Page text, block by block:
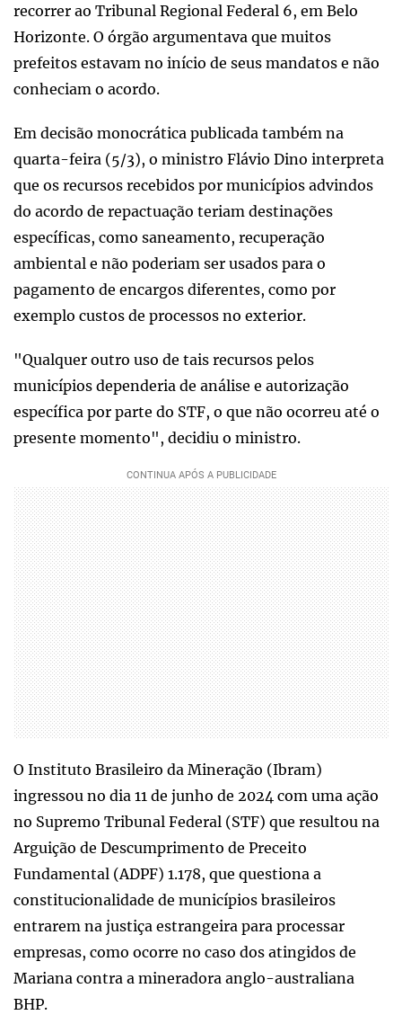
recorrer ao Tribunal Regional Federal 6, em Belo
Horizonte. O órgão argumentava que muitos
prefeitos estavam no início de seus mandatos e não
conheciam o acordo.
Em decisão monocrática publicada também na
quarta-feira (5/3), o ministro Flávio Dino interpreta
que os recursos recebidos por municípios advindos
do acordo de repactuação teriam destinações
específicas, como saneamento, recuperação
ambiental e não poderiam ser usados para o
pagamento de encargos diferentes, como por
exemplo custos de processos no exterior.
"Qualquer outro uso de tais recursos pelos
municípios dependeria de análise e autorização
específica por parte do STF, o que não ocorreu até o
presente momento", decidiu o ministro.
O Instituto Brasileiro da Mineração (Ibram)
ingressou no dia 11 de junho de 2024 com uma ação
no Supremo Tribunal Federal (STF) que resultou na
Arguição de Descumprimento de Preceito
Fundamental (ADPF) 1.178, que questiona a
constitucionalidade de municípios brasileiros
entrarem na justiça estrangeira para processar
empresas, como ocorre no caso dos atingidos de
Mariana contra a mineradora anglo-australiana
BHP.